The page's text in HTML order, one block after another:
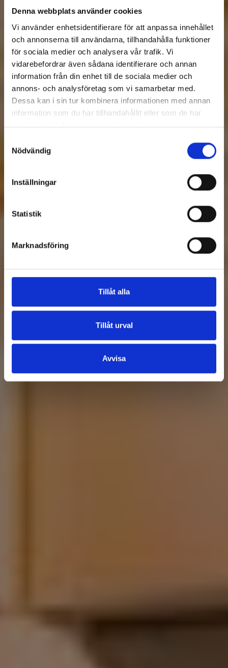
Denna webbplats använder cookies
Vi använder enhetsidentifierare för att anpassa innehållet
och annonserna till användarna, tillhandahålla funktioner
för sociala medier och analysera vår trafik. Vi
vidarebefordrar även sådana identifierare och annan
information från din enhet till de sociala medier och
annons- och analysföretag som vi samarbetar med.
Dessa kan i sin tur kombinera informationen med annan
information som du har tillhandahållit eller som de har
samlat in när du har använt deras tjänster.
Nödvändig
Inställningar
Statistik
Marknadsföring
Tillåt alla
Tillåt urval
Avvisa